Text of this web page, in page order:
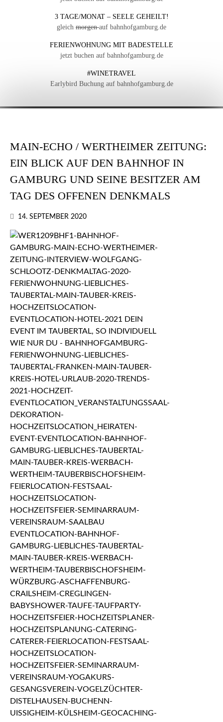
3 TAGE/MONAT – SEELE GEHEILT!
gleich morgenauf bahnhofgamburg.de
FERIENWOHNUNG MIT BADESTELLE
jetzt buchen auf bahnhofgamburg.de
#WINETRAVEL
Earlybird Buchung auf bahnhofgamburg.de
MAIN-ECHO / WERTHEIMER ZEITUNG:
EIN BLICK AUF DEN BAHNHOF IN
GAMBURG UND SEINE BESITZER AM
TAG DES OFFENEN DENKMALS
14. SEPTEMBER 2020